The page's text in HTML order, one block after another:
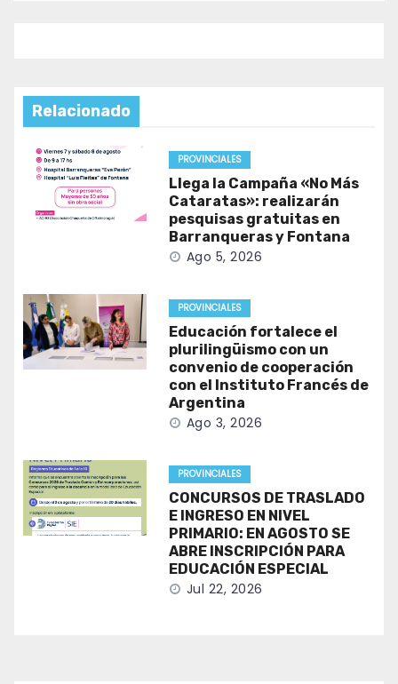
Relacionado
PROVINCIALES
Llega la Campaña «No Más
Cataratas»: realizarán
pesquisas gratuitas en
Barranqueras y Fontana
Ago 5, 2026
PROVINCIALES
Educación fortalece el
plurilingüismo con un
convenio de cooperación
con el Instituto Francés de
Argentina
Ago 3, 2026
PROVINCIALES
CONCURSOS DE TRASLADO
E INGRESO EN NIVEL
PRIMARIO: EN AGOSTO SE
ABRE INSCRIPCIÓN PARA
EDUCACIÓN ESPECIAL
Jul 22, 2026